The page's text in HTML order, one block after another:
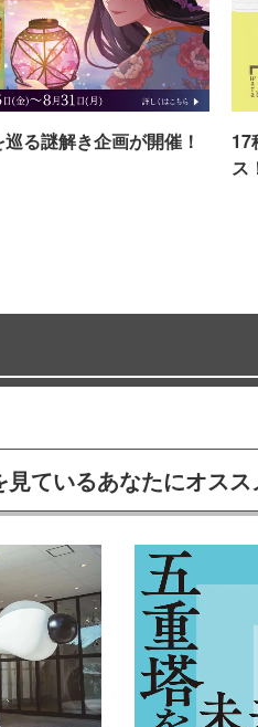
る謎解き企画が開催！
17
ス
見ているあなたにオスス